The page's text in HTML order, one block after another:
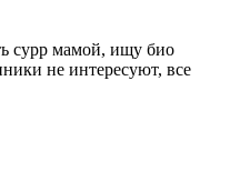
сурр мамой, ищу био
не интересуют, все